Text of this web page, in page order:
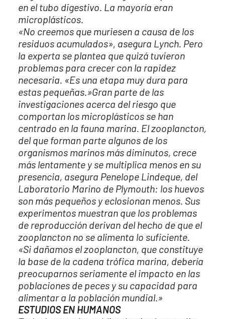
en el tubo digestivo. La mayoría eran
microplásticos.
«No creemos que muriesen a causa de los
residuos acumulados», asegura Lynch. Pero
la experta se plantea que quizá tuvieron
problemas para crecer con la rapidez
necesaria. «Es una etapa muy dura para
estas pequeñas.»Gran parte de las
investigaciones acerca del riesgo que
comportan los microplásticos se han
centrado en la fauna marina. El zooplancton,
del que forman parte algunos de los
organismos marinos más diminutos, crece
más lentamente y se multiplica menos en su
presencia, asegura Penelope Lindeque, del
Laboratorio Marino de Plymouth: los huevos
son más pequeños y eclosionan menos. Sus
experimentos muestran que los problemas
de reproducción derivan del hecho de que el
zooplancton no se alimenta lo suficiente.
«Si dañamos el zooplancton, que constituye
la base de la cadena trófica marina, debería
preocuparnos seriamente el impacto en las
poblaciones de peces y su capacidad para
alimentar a la población mundial.»
ESTUDIOS EN HUMANOS